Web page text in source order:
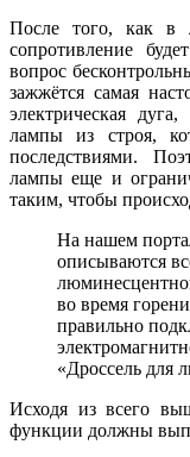
После того, как в
сопротивление
вопрос
зажжётся самая
электрическая
лампы из строя,
последствиями.
лампы еще и
таким, чтобы
На нашем
описываются
во время
правильно
«Дроссель для
Исходя из всего
функции должны